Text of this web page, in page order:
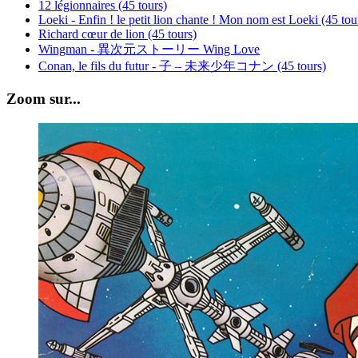
12 légionnaires (45 tours)
Loeki - Enfin ! le petit lion chante ! Mon nom est Loeki (45
Richard cœur de lion (45 tours)
Wingman - 異次元ストーリー Wing Love
Conan, le fils du futur - 子 – 未来少年コナン (45 tours)
Zoom sur...